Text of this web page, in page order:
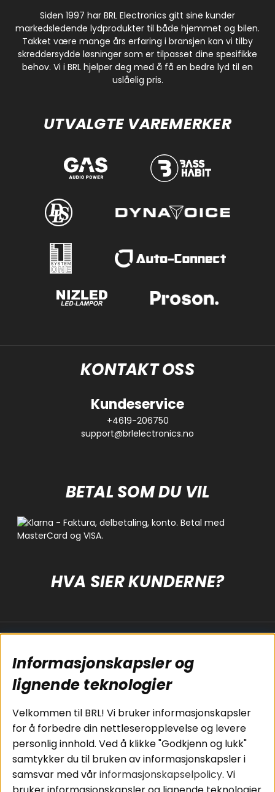
Siden 1997 har BRL Electronics gitt sine kunder
markedsledende lydprodukter til både hjemmet og bilen.
Takket være mange års erfaring i bransjen kan vi tilby
skreddersydde løsninger som er tilpasset dine spesifikke
behov. Vi i BRL hjelper deg med å få en bedre lyd til en
uslåelig pris.
UTVALGTE VAREMERKER
KONTAKT OSS
Kundeservice
+4619-206750
support@brlelectronics.no
BETAL SOM DU VIL
HVA SIER KUNDERNE?
Koblingsguide for
subwoofers
Tilkobling av
bilforsterker
Koblingsguide for
midbasser
Butikker
Våre ambassadører
Cookies
Kjøpsvilkår
Personvernpolicy
Service / Garanti /
Retur
Informasjonskapsler og
lignende teknologier
Velkommen til BRL! Vi bruker informasjonskapsler
for å forbedre din nettleseropplevelse og levere
personlig innhold. Ved å klikke "Godkjenn og lukk"
samtykker du til bruken av informasjonskapsler i
samsvar med vårinformasjonskapselpolicy. Vi